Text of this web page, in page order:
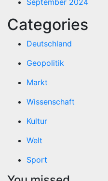
September 2024
Categories
Deutschland
Geopolitik
Markt
Wissenschaft
Kultur
Welt
Sport